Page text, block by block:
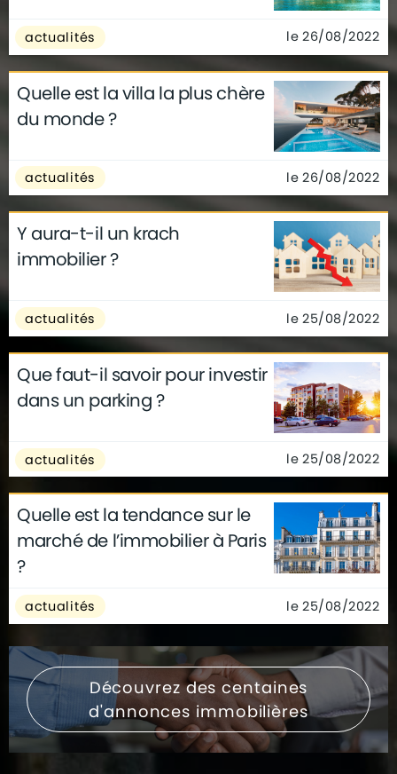
actualités le 26/08/2022
Quelle est la villa la plus chère
du monde ?
actualités le 26/08/2022
Y aura-t-il un krach
immobilier ?
actualités le 25/08/2022
Que faut-il savoir pour investir
dans un parking ?
actualités le 25/08/2022
Quelle est la tendance sur le
marché de l’immobilier à Paris
?
actualités le 25/08/2022
Découvrez des centaines
d'annonces immobilières